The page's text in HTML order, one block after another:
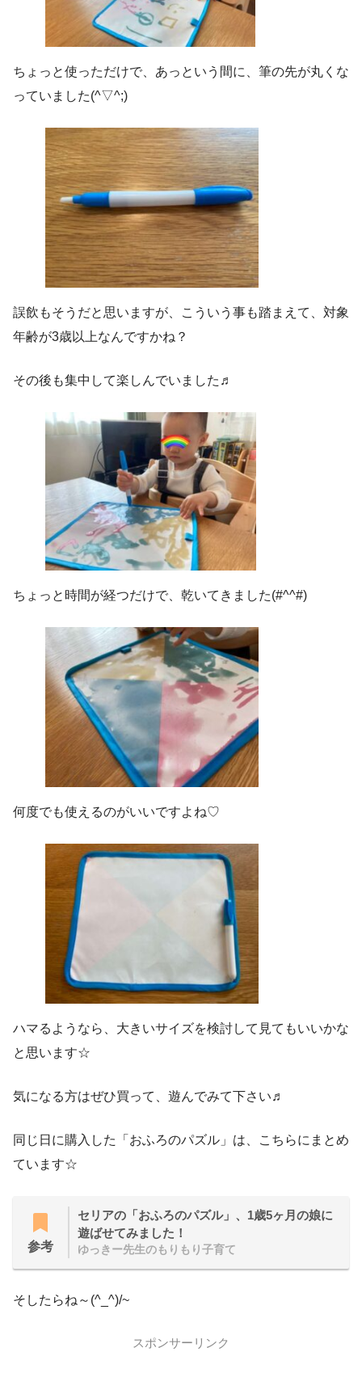
ちょっと使っただけで、あっという間に、筆の先が丸くな
っていました(^▽^;)
誤飲もそうだと思いますが、こういう事も踏まえて、対象
年齢が3歳以上なんですかね？
その後も集中して楽しんでいました♬
ちょっと時間が経つだけで、乾いてきました(#^^#)
何度でも使えるのがいいですよね♡
ハマるようなら、大きいサイズを検討して見てもいいかな
と思います☆
気になる方はぜひ買って、遊んでみて下さい♬
同じ日に購入した「おふろのパズル」は、こちらにまとめ
ています☆
参考
セリアの「おふろのパズル」、1歳5ヶ月の娘に
遊ばせてみました！
ゆっきー先生のもりもり子育て
そしたらね～(^_^)/~
スポンサーリンク